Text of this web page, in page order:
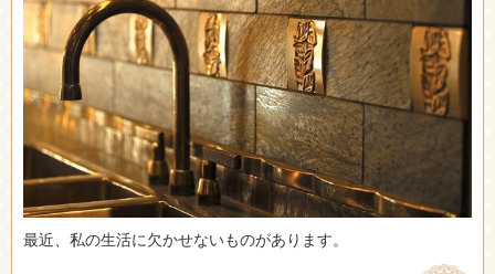
最近、私の生活に欠かせないものがあります。